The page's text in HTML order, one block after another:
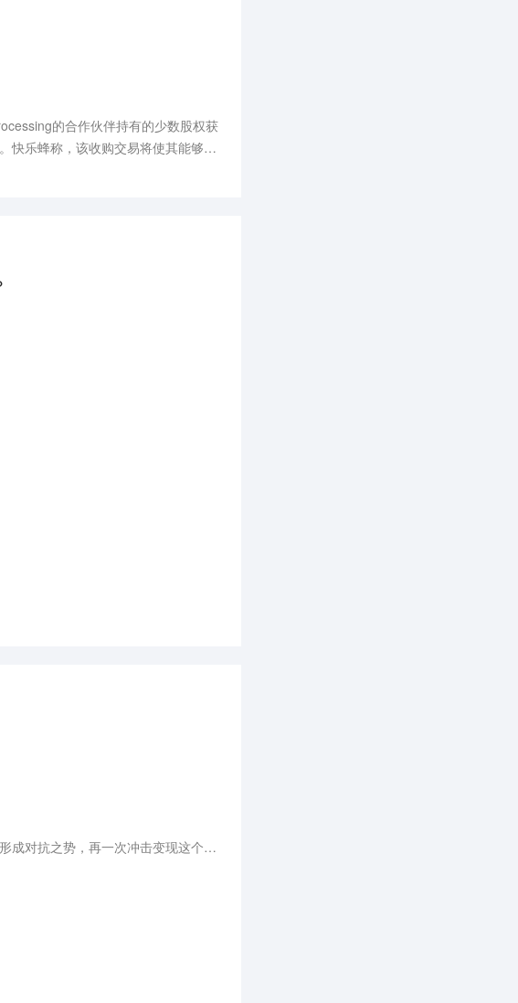
的合作伙伴持有的少数股权获
快乐蜂称，该收购交易将使其能够专
。（华尔街日报）
如今，小红书通过在本地生活领域内打造交易闭环推动商业化，与美团、抖音、快手等形成对抗之势，再一次冲击变现这个老大难问题。